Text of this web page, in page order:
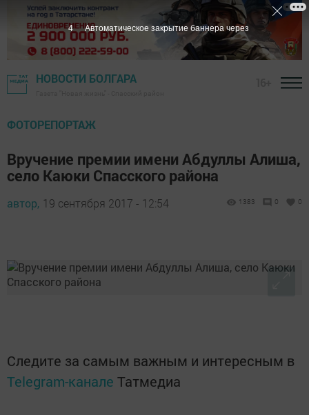
НОВОСТИ БОЛГАРА
ФОТОРЕПОРТАЖ
Вручение премии имени Абдуллы Алиша,
село Каюки Спасского района
автор, 19 сентября 2017 - 12:54 1383 0 0
Следите за самым важным и интересным в
Telegram-канале Татмедиа
3 Автоматическое закрытие баннера через